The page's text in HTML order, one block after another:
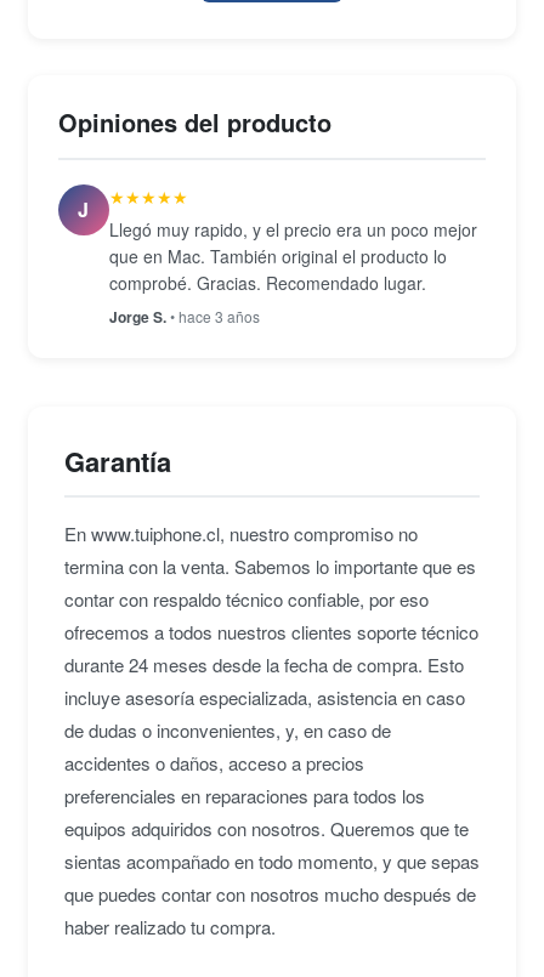
Opiniones del producto
J
★★★★★
Llegó muy rapido, y el precio era un poco mejor
que en Mac. También original el producto lo
comprobé. Gracias. Recomendado lugar.
Jorge S.• hace 3 años
Garantía
En www.tuiphone.cl, nuestro compromiso no
termina con la venta. Sabemos lo importante que es
contar con respaldo técnico confiable, por eso
ofrecemos a todos nuestros clientes soporte técnico
durante 24 meses desde la fecha de compra. Esto
incluye asesoría especializada, asistencia en caso
de dudas o inconvenientes, y, en caso de
accidentes o daños, acceso a precios
preferenciales en reparaciones para todos los
equipos adquiridos con nosotros. Queremos que te
sientas acompañado en todo momento, y que sepas
que puedes contar con nosotros mucho después de
haber realizado tu compra.